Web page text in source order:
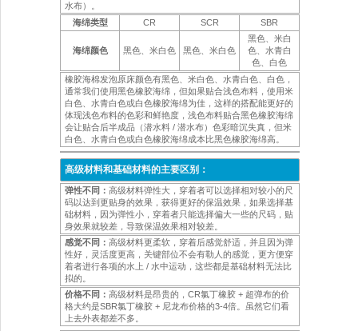
水布）。
海绵类型
CR SCR SBR
海绵颜色 黑色、米白色 黑色、米白色
黑色、米白
色、水青白
色、白色
橡胶海棉发泡原床颜色有黑色、米白色、水青白色、白色，
通常我们使用黑色橡胶海绵，但如果贴合浅色布料，使用米
白色、水青白色或白色橡胶海绵为佳，这样的搭配能更好的
体现浅色布料的色彩和鲜艳度，浅色布料贴合黑色橡胶海绵
会让贴合后半成品（潜水料 / 潜水布）色彩暗沉失真，但米
白色、水青白色或白色橡胶海绵成本比黑色橡胶海绵高。
高级材料和基础材料的主要区别：
弹性不同： 高级材料弹性大，穿着者可以选择相对较小的尺
码以达到更贴身的效果，获得更好的保温效果，如果选择基
础材料，因为弹性小，穿着者只能选择偏大一些的尺码，贴
身效果就较差，导致保温效果相对较差。
感觉不同： 高级材料更柔软，穿着后感觉舒适，并且因为弹
性好，灵活度更高，关键部位不会有勒人的感觉，更方便穿
着者进行各项的水上 / 水中运动，这些都是基础材料无法比
拟的。
价格不同： 高级材料是昂贵的，CR氯丁橡胶 + 超弹布的价
格大约是SBR氯丁橡胶 + 尼龙布价格的3-4倍。虽然它们看
上去外表都差不多。